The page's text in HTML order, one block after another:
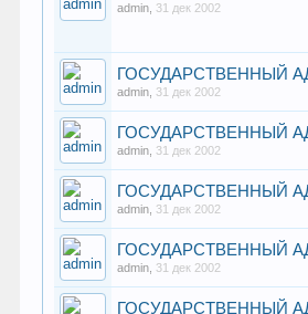
admin 31 дек 2002
ГОСУДАРСТВЕННЫЙ
admin 31 дек 2002
ГОСУДАРСТВЕННЫЙ
admin 31 дек 2002
ГОСУДАРСТВЕННЫЙ
admin 31 дек 2002
ГОСУДАРСТВЕННЫЙ
admin 31 дек 2002
ГОСУДАРСТВЕННЫЙ